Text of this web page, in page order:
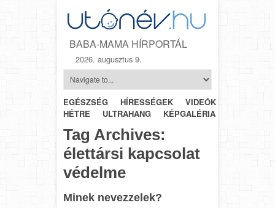
BABA-MAMA HÍRPORTÁL
2026. augusztus 9.
EGÉSZSÉG HÍRESSÉGEK VIDEÓK
HÉTRŐL-
HÉTRE
ULTRAHANG KÉPGALÉRIA
Tag Archives:
élettársi kapcsolat
védelme
Minek nevezzelek?